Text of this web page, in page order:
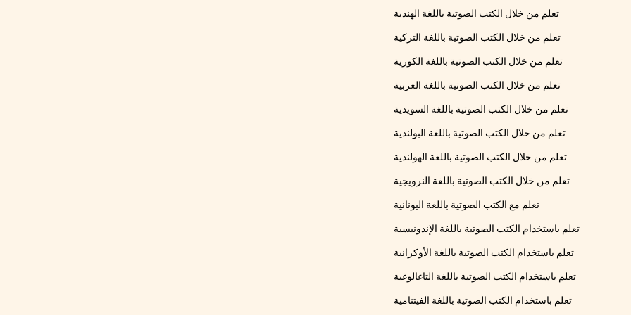
تعلم من خلال الكتب الصوتية باللغة الهندية
تعلم من خلال الكتب الصوتية باللغة التركية
تعلم من خلال الكتب الصوتية باللغة الكورية
تعلم من خلال الكتب الصوتية باللغة العربية
تعلم من خلال الكتب الصوتية باللغة السويدية
تعلم من خلال الكتب الصوتية باللغة البولندية
تعلم من خلال الكتب الصوتية باللغة الهولندية
تعلم من خلال الكتب الصوتية باللغة النرويجية
تعلم مع الكتب الصوتية باللغة اليونانية
تعلم باستخدام الكتب الصوتية باللغة الإندونيسية
تعلم باستخدام الكتب الصوتية باللغة الأوكرانية
تعلم باستخدام الكتب الصوتية باللغة التاغالوغية
تعلم باستخدام الكتب الصوتية باللغة الفيتنامية